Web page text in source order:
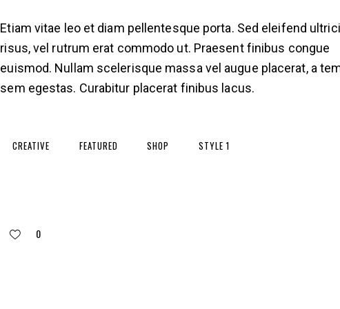
Etiam vitae leo et diam pellentesque porta. Sed eleifend
risus, vel rutrum erat commodo ut. Praesent finibus congue
euismod. Nullam scelerisque massa vel augue placerat, a
sem egestas. Curabitur placerat finibus lacus.
CREATIVE FEATURED SHOP STYLE 1
0